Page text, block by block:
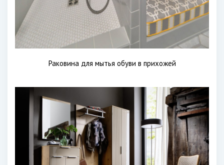
Раковина для мытья обуви в прихожей